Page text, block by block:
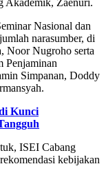
Nasional dan
narasumber, di
Noor Nugroho serta
Penjaminan
Simpanan, Doddy
Kunci
ISEI Cabang
kebijakan